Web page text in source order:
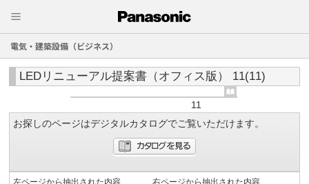
電気・建築設備（ビジネス）
LEDリニューアル提案書（オフィス版） 11(11)
11
お探しのページはデジタルカタログでご覧いただけます。